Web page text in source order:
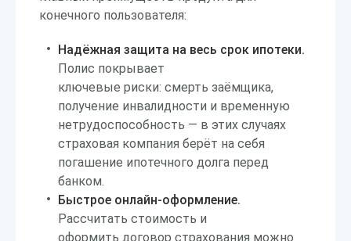
конечного пользователя:
Надёжная защита на весь срок ипотеки.
Полис покрывает
ключевые риски: смерть заёмщика,
получение инвалидности и временную
нетрудоспособность — в этих случаях
страховая компания берёт на себя
погашение ипотечного долга перед
банком.
Быстрое онлайн-оформление.
Рассчитать стоимость и
оформить договор страхования можно